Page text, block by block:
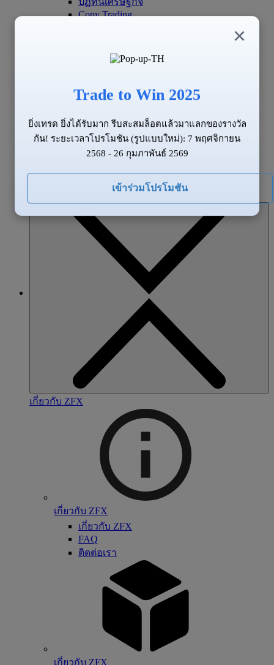
Copy Trading
ข้อมูลของตลาด
ข่าวสาร
เกี่ยวกับ ZFX
เกี่ยวกับ ZFX
เกี่ยวกับ ZFX
FAQ
ติดต่อเรา
เกี่ยวกับ ZFX
×
Trade to Win 2025
ยิ่งเทรด ยิ่งได้รับมาก รีบสะสมล็อตแล้วมาแลกของรางวัล
กัน! ระยะเวลาโปรโมชัน (รูปแบบใหม่): 7 พฤศจิกายน
2568 - 26 กุมภาพันธ์ 2569
เข้าร่วมโปรโมชัน